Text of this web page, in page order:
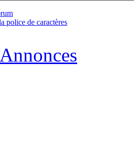
police de caractères